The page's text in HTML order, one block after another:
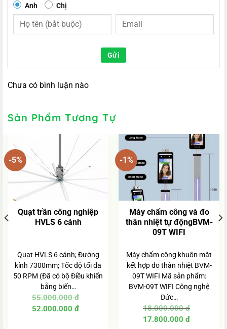
Anh Chị
Gửi
Chưa có bình luận nào
Sản Phẩm Tương Tự
-5%
Quạt trần công nghiệp
HVLS 6 cánh
Quạt HVLS 6 cánh; Đường
kính 7300mm; Tốc độ tối đa
50 RPM (Đã có bộ Điều khiển
bằng biến…
55.000.000đ
Giá
gốc
52.000.000 đ
-1%
Máy chấm công và đo
thân nhiệt tự độngBVM-
09T WIFI
Máy chấm công khuôn mặt
kết hợp đo thân nhiệt BVM-
09T WIFI Mã sản phẩm:
BVM-09T WIFI Công nghệ
Đức…
18.000.000đ
Giá
gốc
17.800.000 đ